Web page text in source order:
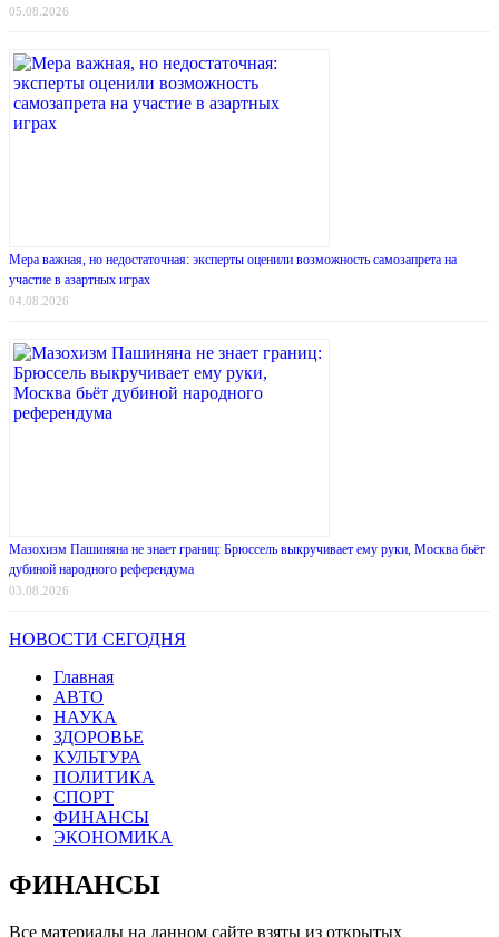
05.08.2026
Мера важная, но недостаточная: эксперты оценили возможность самозапрета на
участие в азартных играх
04.08.2026
Мазохизм Пашиняна не знает границ: Брюссель выкручивает ему руки, Москва бьёт
дубиной народного референдума
03.08.2026
НОВОСТИ СЕГОДНЯ
Главная
АВТО
НАУКА
ЗДОРОВЬЕ
КУЛЬТУРА
ПОЛИТИКА
СПОРТ
ФИНАНСЫ
ЭКОНОМИКА
ФИНАНСЫ
Все материалы на данном сайте взяты из открытых